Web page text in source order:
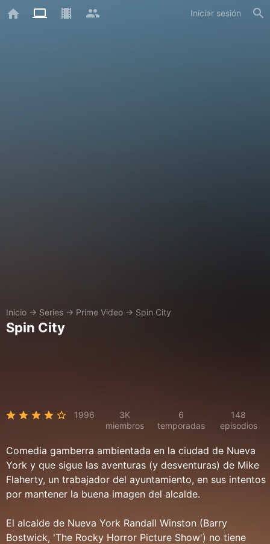
Iniciar sesión
Inicio → Series → Prime Video → Spin City
Spin City
1996
3K
miembros
6
temporadas
148
episodios
Comedia gamberra ambientada en la ciudad de Nueva
York y que sigue las aventuras (y desventuras) de Mike
Flaherty, un trabajador del ayuntamiento, en sus intentos
por mantener la buena imagen del alcalde.
El alcalde de Nueva York Randall Winston (Barry
Bostwick, 'The Rocky Horror Picture Show') no tiene